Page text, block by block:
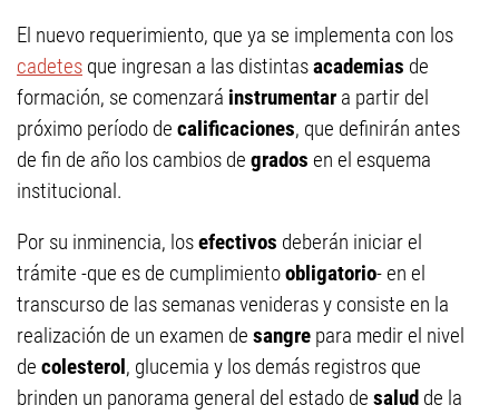
El nuevo requerimiento, que ya se implementa con los
cadetes que ingresan a las distintasacademias de
formación, se comenzará instrumentar a partir del
próximo período de calificaciones, que definirán antes
de fin de año los cambios de grados en el esquema
institucional.
Por su inminencia, losefectivos deberán iniciar el
trámite -que es de cumplimientoobligatorio- en el
transcurso de las semanas venideras y consiste en la
realización de un examen de sangre para medir el nivel
de colesterol, glucemia y los demás registros que
brinden un panorama general del estado de salud de la